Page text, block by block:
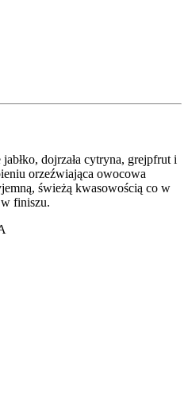
dojrzała cytryna, grejpfrut i
orzeźwiająca owocowa
świeżą kwasowością co w
finiszu.